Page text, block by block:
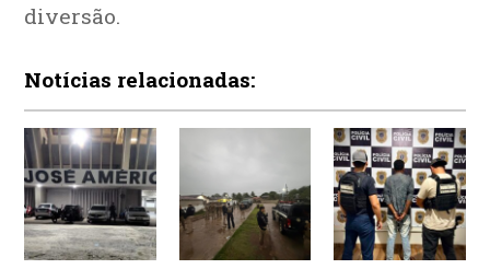
diversão.
Notícias relacionadas: